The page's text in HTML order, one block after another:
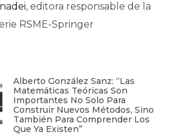
, editora responsable de la
RSME-Springer
Alberto González Sanz: “Las
Matemáticas Teóricas Son
Importantes No Solo Para
Construir Nuevos Métodos, Sino
También Para Comprender Los
Que Ya Existen”